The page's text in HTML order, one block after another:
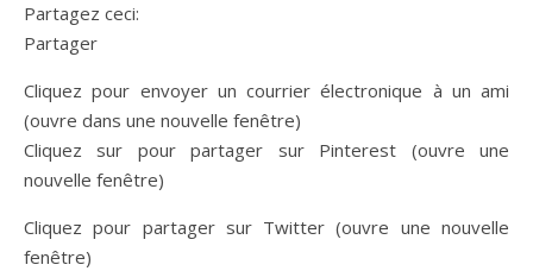
Partagez ceci:
Partager
Cliquez pour envoyer un courrier électronique à un ami
(ouvre dans une nouvelle fenêtre)
Cliquez sur pour partager sur Pinterest (ouvre une
nouvelle fenêtre)
Cliquez pour partager sur Twitter (ouvre une nouvelle
fenêtre)